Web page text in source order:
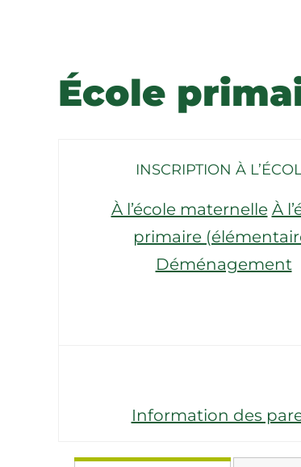
École
INSCRIPTION À
À l’école maternelle À
primaire
Déménagement
Information des